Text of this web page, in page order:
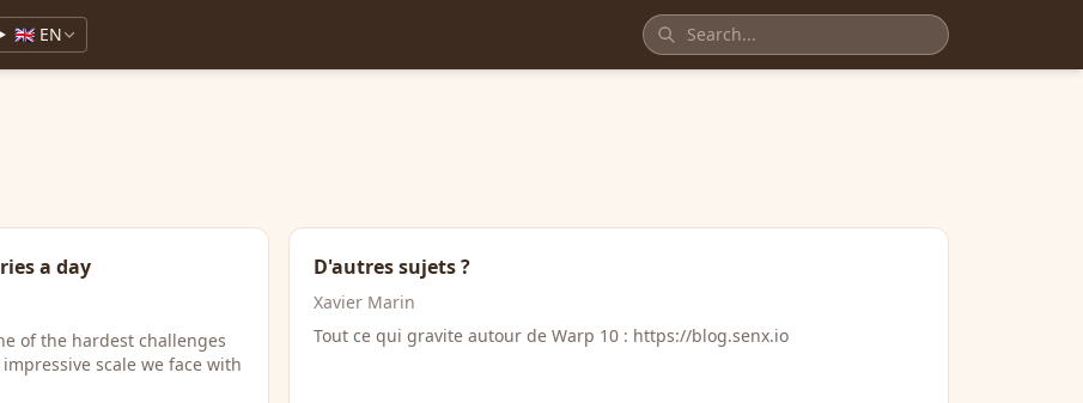
🇬🇧 EN
a day
of the hardest challenges
scale we face with
D'autres sujets ?
Xavier Marin
Tout ce qui gravite autour de Warp 10 : https://blog.senx.io